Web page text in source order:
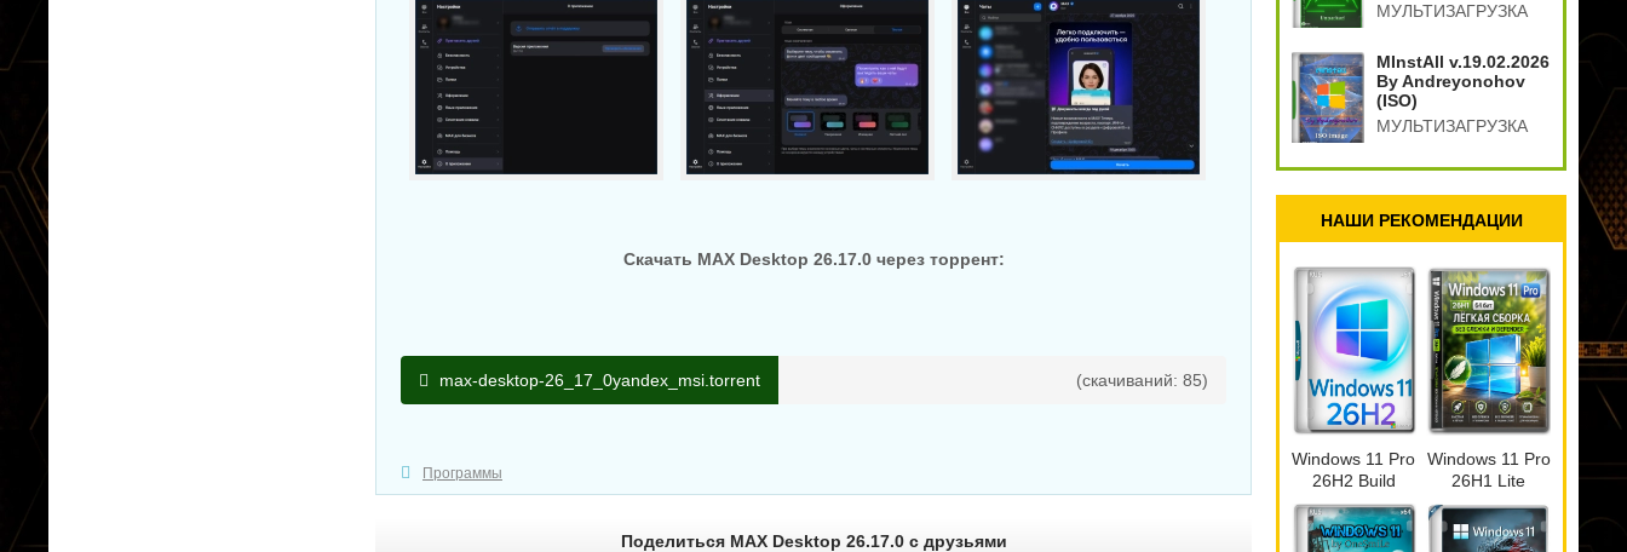
Скачать MAX Desktop 26.17.0 через торрент:
max-desktop-26_17_0yandex_msi.torrent (cкачиваний: 85)
Программы
Поделиться MAX Desktop 26.17.0 с друзьями
МУЛЬТИЗАГРУЗКА
MInstAll v.19.02.2026
By Andreyonohov
(ISO)
МУЛЬТИЗАГРУЗКА
НАШИ РЕКОМЕНДАЦИИ
Windows 11 Pro
26H2 Build
26300.9032
Windows 11 Pro
26H1 Lite
version Build
28000.2525